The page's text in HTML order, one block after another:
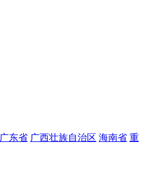
广东省 广西壮族自治区 海南省 重